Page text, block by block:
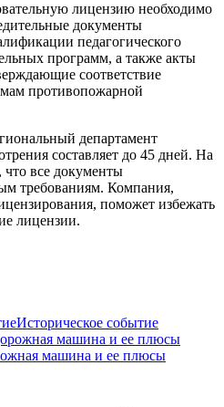
лицензию необходимо
документы
педагогического
программ, а также акты
соответствие
противопожарной
департамент
составляет до 45 дней. На
что все документы
требованиям. Компания,
поможет избежать
лицензии.
Историческое событие
машина и ее плюсы